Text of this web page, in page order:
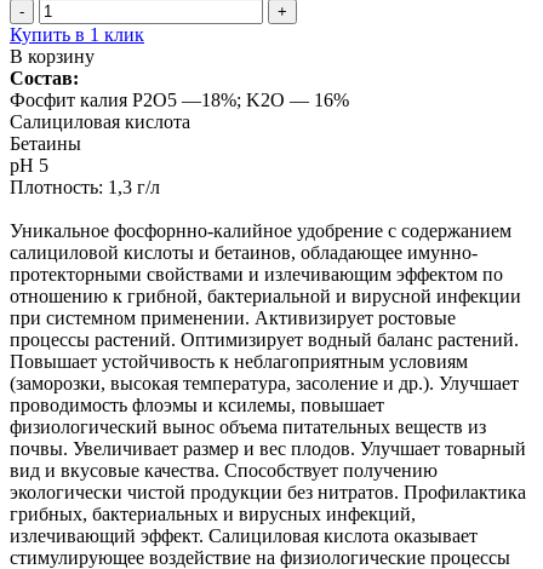
- +
Купить в 1 клик
В корзину
Состав:
Фосфит калия P2O5 —18%; K2O — 16%
Салициловая кислота
Бетаины
pH 5
Плотность: 1,3 г/л
Уникальное фосфорнно-калийное удобрение с содержанием
салициловой кислоты и бетаинов, обладающее имунно-
протекторными свойствами и излечивающим эффектом по
отношению к грибной, бактериальной и вирусной инфекции
при системном применении. Активизирует ростовые
процессы растений. Оптимизирует водный баланс растений.
Повышает устойчивость к неблагоприятным условиям
(заморозки, высокая температура, засоление и др.). Улучшает
проводимость флоэмы и ксилемы, повышает
физиологический вынос объема питательных веществ из
почвы. Увеличивает размер и вес плодов. Улучшает товарный
вид и вкусовые качества. Способствует получению
экологически чистой продукции без нитратов. Профилактика
грибных, бактериальных и вирусных инфекций,
излечивающий эффект. Салициловая кислота оказывает
стимулирующее воздействие на физиологические процессы